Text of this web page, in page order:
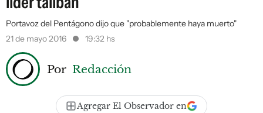
Portavoz del Pentágono dijo que "probablemente haya muerto"
21 de mayo 2016
19:32 hs
Por Redacción
Agregar El Observador en